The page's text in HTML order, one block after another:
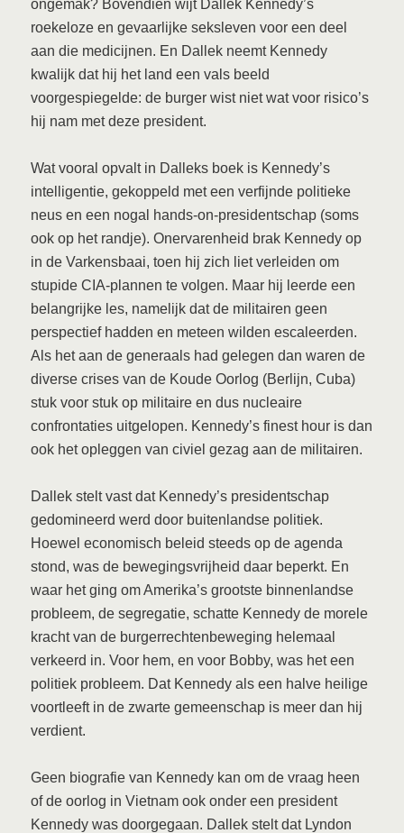
ongemak? Bovendien wijt Dallek Kennedy’s
roekeloze en gevaarlijke seksleven voor een deel
aan die medicijnen. En Dallek neemt Kennedy
kwalijk dat hij het land een vals beeld
voorgespiegelde: de burger wist niet wat voor risico’s
hij nam met deze president.
Wat vooral opvalt in Dalleks boek is Kennedy’s
intelligentie, gekoppeld met een verfijnde politieke
neus en een nogal hands-on-presidentschap (soms
ook op het randje). Onervarenheid brak Kennedy op
in de Varkensbaai, toen hij zich liet verleiden om
stupide CIA-plannen te volgen. Maar hij leerde een
belangrijke les, namelijk dat de militairen geen
perspectief hadden en meteen wilden escaleerden.
Als het aan de generaals had gelegen dan waren de
diverse crises van de Koude Oorlog (Berlijn, Cuba)
stuk voor stuk op militaire en dus nucleaire
confrontaties uitgelopen. Kennedy’s finest hour is dan
ook het opleggen van civiel gezag aan de militairen.
Dallek stelt vast dat Kennedy’s presidentschap
gedomineerd werd door buitenlandse politiek.
Hoewel economisch beleid steeds op de agenda
stond, was de bewegingsvrijheid daar beperkt. En
waar het ging om Amerika’s grootste binnenlandse
probleem, de segregatie, schatte Kennedy de morele
kracht van de burgerrechtenbeweging helemaal
verkeerd in. Voor hem, en voor Bobby, was het een
politiek probleem. Dat Kennedy als een halve heilige
voortleeft in de zwarte gemeenschap is meer dan hij
verdient.
Geen biografie van Kennedy kan om de vraag heen
of de oorlog in Vietnam ook onder een president
Kennedy was doorgegaan. Dallek stelt dat Lyndon